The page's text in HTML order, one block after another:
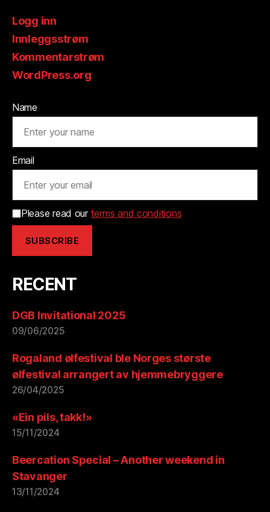
Logg inn
Innleggsstrøm
Kommentarstrøm
WordPress.org
Name
Email
Please read our terms and conditions
RECENT
DGB Invitational 2025
09/06/2025
Rogaland ølfestival ble Norges største
ølfestival arrangert av hjemmebryggere
26/04/2025
«Ein pils, takk!»
15/11/2024
Beercation Special – Another weekend in
Stavanger
13/11/2024